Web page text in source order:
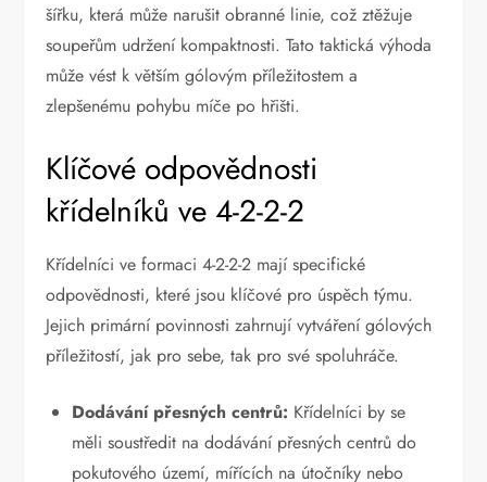
šířku, která může narušit obranné linie, což ztěžuje
soupeřům udržení kompaktnosti. Tato taktická výhoda
může vést k větším gólovým příležitostem a
zlepšenému pohybu míče po hřišti.
Klíčové odpovědnosti
křídelníků ve 4-2-2-2
Křídelníci ve formaci 4-2-2-2 mají specifické
odpovědnosti, které jsou klíčové pro úspěch týmu.
Jejich primární povinnosti zahrnují vytváření gólových
příležitostí, jak pro sebe, tak pro své spoluhráče.
Dodávání přesných centrů: Křídelníci by se
měli soustředit na dodávání přesných centrů do
pokutového území, mířících na útočníky nebo